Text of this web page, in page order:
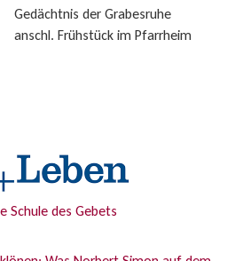
Gedächtnis der Grabesruhe
anschl. Frühstück im Pfarrheim
Schule des Gebets